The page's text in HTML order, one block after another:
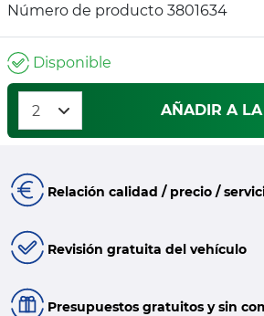
Número de producto 3801634
Disponible
AÑADIR A LA
Relación calidad / precio /
Revisión gratuita del vehículo
Presupuestos gratuitos y sin